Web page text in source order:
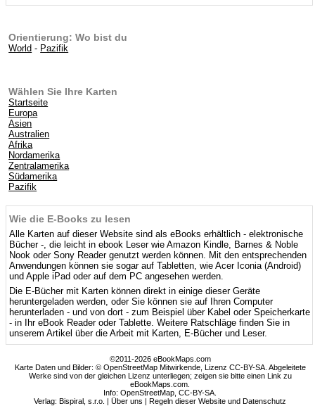
Orientierung: Wo bist du
World - Pazifik
Wählen Sie Ihre Karten
Startseite
Europa
Asien
Australien
Afrika
Nordamerika
Zentralamerika
Südamerika
Pazifik
Wie die E-Books zu lesen
Alle Karten auf dieser Website sind als eBooks erhältlich - elektronische
Bücher -, die leicht in ebook Leser wie Amazon Kindle, Barnes & Noble
Nook oder Sony Reader genutzt werden können. Mit den entsprechenden
Anwendungen können sie sogar auf Tabletten, wie Acer Iconia (Android)
und Apple iPad oder auf dem PC angesehen werden.
Die E-Bücher mit Karten können direkt in einige dieser Geräte
heruntergeladen werden, oder Sie können sie auf Ihren Computer
herunterladen - und von dort - zum Beispiel über Kabel oder Speicherkarte
- in Ihr eBook Reader oder Tablette. Weitere Ratschläge finden Sie in
unserem Artikel über die Arbeit mit Karten, E-Bücher und Leser.
©2011-2026 eBookMaps.com
Karte Daten und Bilder: © OpenStreetMap Mitwirkende, Lizenz CC-BY-SA. Abgeleitete
Werke sind von der gleichen Lizenz unterliegen; zeigen sie bitte einen Link zu
eBookMaps.com.
Info:OpenStreetMap ,CC-BY-SA
Verlag: Bispiral, s.r.o. |Über uns |Regeln dieser Website und Datenschutz